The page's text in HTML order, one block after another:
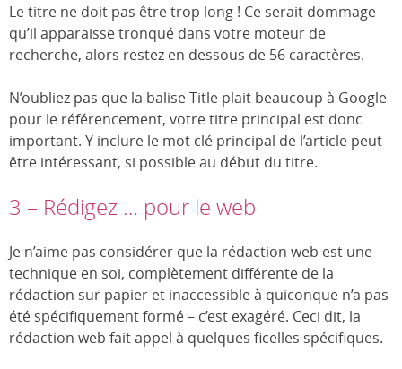
Le titre ne doit pas être trop long ! Ce serait dommage
qu’il apparaisse tronqué dans votre moteur de
recherche, alors restez en dessous de 56 caractères.
N’oubliez pas que la balise Title plait beaucoup à Google
pour le référencement, votre titre principal est donc
important. Y inclure le mot clé principal de l’article peut
être intéressant, si possible au début du titre.
3 – Rédigez … pour le web
Je n’aime pas considérer que la rédaction web est une
technique en soi, complètement différente de la
rédaction sur papier et inaccessible à quiconque n’a pas
été spécifiquement formé – c’est exagéré. Ceci dit, la
rédaction web fait appel à quelques ficelles spécifiques.